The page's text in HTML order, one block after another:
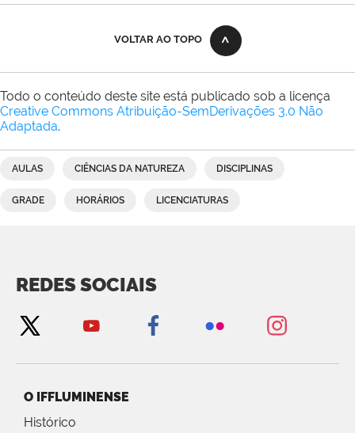
VOLTAR AO TOPO
Todo o conteúdo deste site está publicado sob a licença
Creative Commons Atribuição-SemDerivações 3.0 Não
Adaptada.
AULAS CIÊNCIAS DA NATUREZA DISCIPLINAS
GRADE HORÁRIOS LICENCIATURAS
REDES SOCIAIS
O IFFLUMINENSE
Histórico